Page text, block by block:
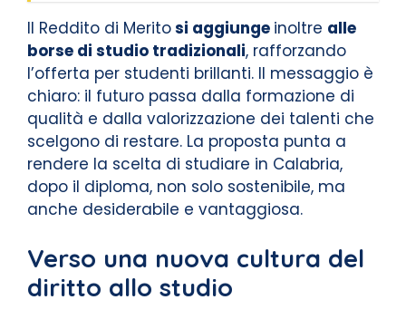
Il Reddito di Meritosi aggiunge inoltre alle
borse di studio tradizionali, rafforzando
l’offerta per studenti brillanti. Il messaggio è
chiaro: il futuro passa dalla formazione di
qualità e dalla valorizzazione dei talenti che
scelgono di restare. La proposta punta a
rendere la scelta di studiare in Calabria,
dopo il diploma, non solo sostenibile, ma
anche desiderabile e vantaggiosa.
Verso una nuova cultura del
diritto allo studio